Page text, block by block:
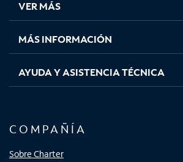
pestaña
nueva
pestaña
nueva
pestaña
nuevanueva
VER MÁS
MÁS INFORMACIÓN
AYUDA Y ASISTENCIA TÉCNICA
COMPAÑÍA
Sobre Charter